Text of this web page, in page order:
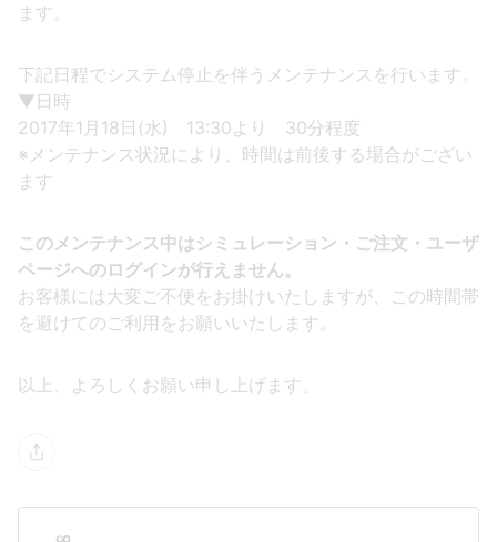
ます。
下記日程でシステム停止を伴うメンテナンスを行います。
▼日時
2017年1月18日(水) 13:30より 30分程度
※メンテナンス状況により、時間は前後する場合がござい
ます
このメンテナンス中はシミュレーション・ご注文・ユーザ
ページへのログインが行えません。
お客様には大変ご不便をお掛けいたしますが、この時間帯
を避けてのご利用をお願いいたします。
以上、よろしくお願い申し上げます。